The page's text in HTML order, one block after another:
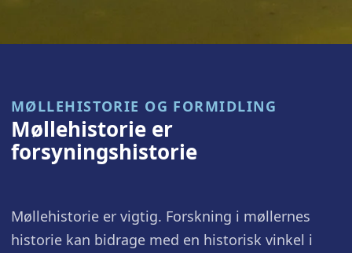
MØLLEHISTORIE OG FORMIDLING
Møllehistorie er
forsyningshistorie
Møllehistorie er vigtig. Forskning i møllernes
historie kan bidrage med en historisk vinkel i